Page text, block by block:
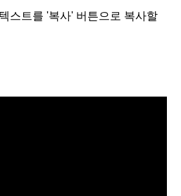
스트를 '복사' 버튼으로 복사할